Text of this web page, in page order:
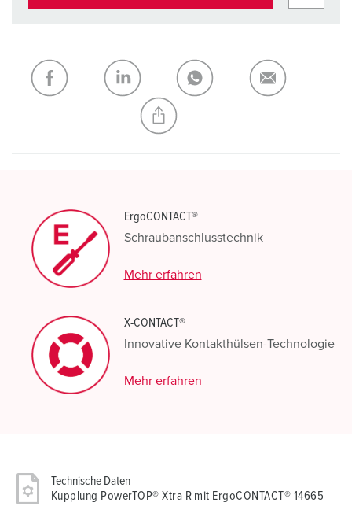
ErgoCONTACT®
Schraubanschlusstechnik
Mehr erfahren
X-CONTACT®
Innovative Kontakthülsen-Technologie
Mehr erfahren
Technische Daten
Kupplung PowerTOP® Xtra R mit ErgoCONTACT® 14665